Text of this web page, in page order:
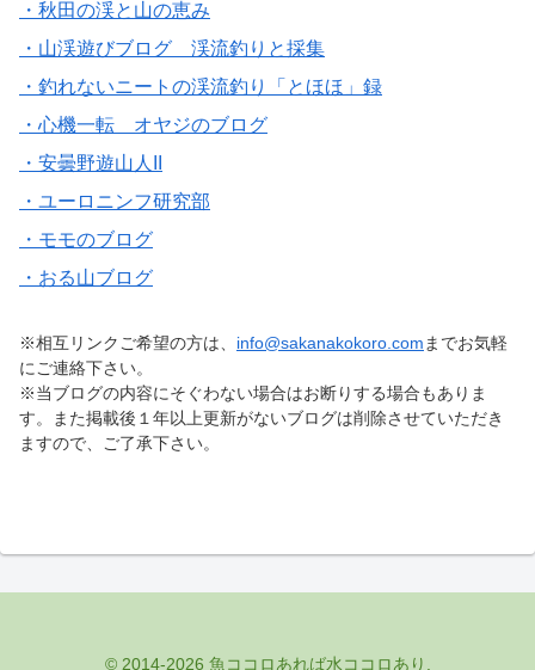
・秋田の渓と山の恵み
・山渓遊びブログ 渓流釣りと採集
・釣れないニートの渓流釣り「とほほ」録
・心機一転 オヤジのブログ
・安曇野遊山人II
・ユーロニンフ研究部
・モモのブログ
・おる山ブログ
※相互リンクご希望の方は、 info@sakanakokoro.com までお気軽
にご連絡下さい。
※当ブログの内容にそぐわない場合はお断りする場合もありま
す。また掲載後１年以上更新がないブログは削除させていただき
ますので、ご了承下さい。
© 2014-2026 魚ココロあれば水ココロあり.